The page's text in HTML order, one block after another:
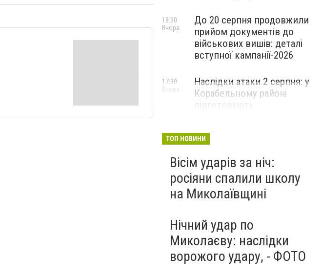
До 20 серпня продовжили
прийом документів до
військових вишів: деталі
вступної кампанії-2026
18:30
Вчора
Наслідки атаки 2 серпня: у
Корабельному районі
17:30
Вчора
ТОП НОВИНИ
Вісім ударів за ніч:
росіяни спалили школу
на Миколаївщині
Нічний удар по
Миколаєву: наслідки
ворожого удару, - ФОТО